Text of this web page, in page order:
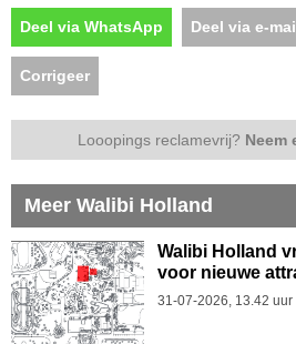
Deel via WhatsApp Deel via e-
Corrigeer
Looopings reclamevrij? Neem
Meer Walibi Holland
Walibi Holland
voor nieuwe
31-07-2026, 13.42 uur